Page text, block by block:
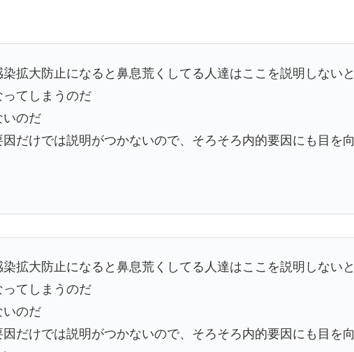
拡大防止になると鼻息荒くしてる人達はここを説明しないと
てしまうのだ
いのだ
だけでは説明がつかないので、そろそろ内的要因にも目を向
拡大防止になると鼻息荒くしてる人達はここを説明しないと
てしまうのだ
いのだ
だけでは説明がつかないので、そろそろ内的要因にも目を向